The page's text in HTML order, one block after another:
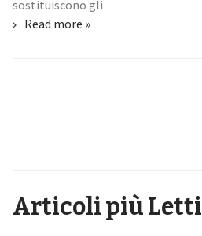
sostituiscono gli
Read more »
Articoli più Letti